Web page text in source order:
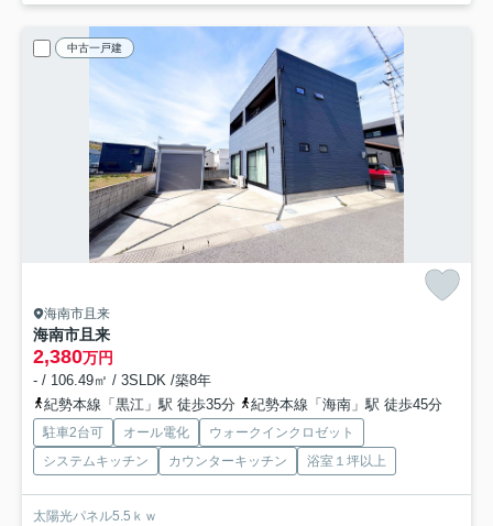
中古一戸建
海南市且来
海南市且来
2,380万円
- / 106.49㎡ / 3SLDK /築8年
紀勢本線「黒江」駅 徒歩35分
紀勢本線「海南」駅 徒歩45分
駐車2台可 オール電化
ウォークインクロゼット
システムキッチン
カウンターキッチン 浴室１坪以上
太陽光パネル5.5ｋｗ